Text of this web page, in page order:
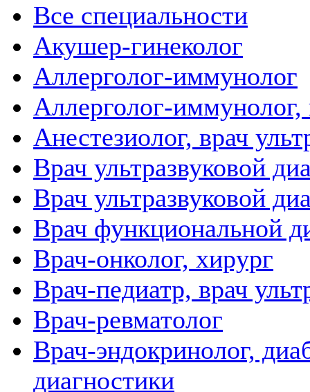
Все специальности
Акушер-гинеколог
Аллерголог-иммунолог
Аллерголог-иммунолог,
Анестезиолог, врач
Врач ультразвуковой
Врач ультразвуковой
Врач функциональной
Врач-онколог, хирург
Врач-педиатр, врач
Врач-ревматолог
Врач-эндокринолог,
диагностики